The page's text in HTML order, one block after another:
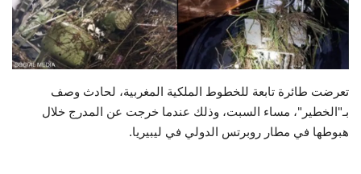
حياة
تعرضت طائرة تابعة للخطوط الملكية المغربية، لحادث وصف
بـ"الخطير"، مساء السبت، وذلك عندما خرجت عن المدرج خلال
هبوطها في مطار روبرتس الدولي في ليبيريا.